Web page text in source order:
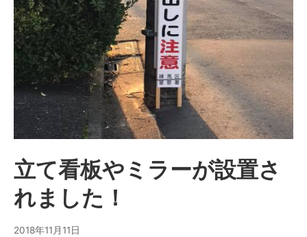
立て看板やミラーが設置さ
れました！
2018年11月11日